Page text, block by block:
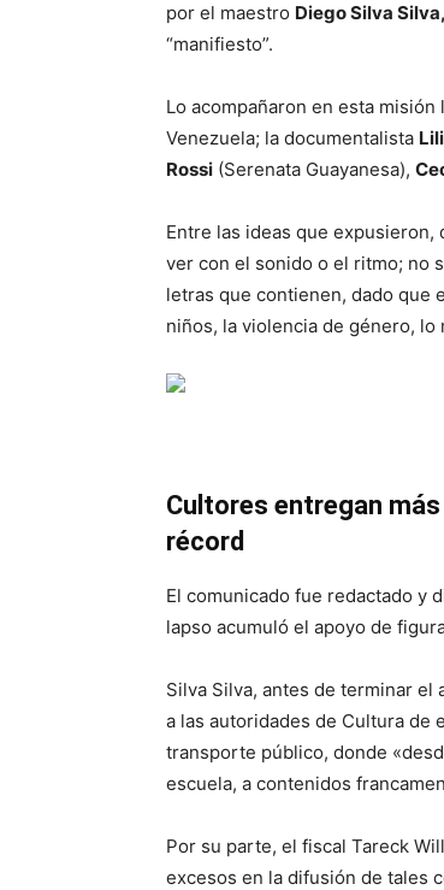
por el maestro Diego Silva Silva,
“manifiesto”.
Lo acompañaron en esta misión
Venezuela; la documentalista
Rossi (Serenata Guayanesa),
Entre las ideas que
ver con el sonido o el ritmo; no
letras que contienen, dado que
niños, la violencia de género, lo
Cultores entregan
récord
El comunicado fue redactado y
lapso acumuló el apoyo de
Silva Silva, antes de terminar el
a las autoridades de Cultura de
transporte público, donde
escuela, a contenidos
Por su parte, el fiscal Tareck
excesos en la difusión de tales